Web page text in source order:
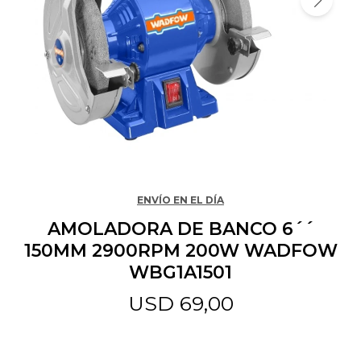
ENVÍO EN EL DÍA
AMOLADORA DE BANCO 6´´
150MM 2900RPM 200W WADFOW
WBG1A1501
USD 69,00
Tecnología
Deportes
Camping
Mascotas